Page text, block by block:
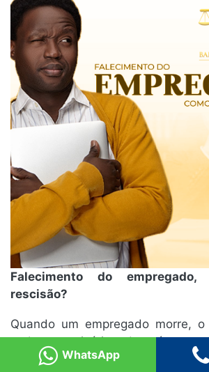
Falecimento do
rescisão?
Quando um empregado morre,
verbas rescisórias deverá ser
aos dependentes habilitados ou
WhatsApp